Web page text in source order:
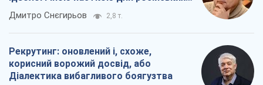
окупантів
Дмитро Снєгирьов 2,8 т.
Рекрутинг: оновлений і, схоже,
корисний ворожий досвід, або
Діалектика вибагливого боягузтва